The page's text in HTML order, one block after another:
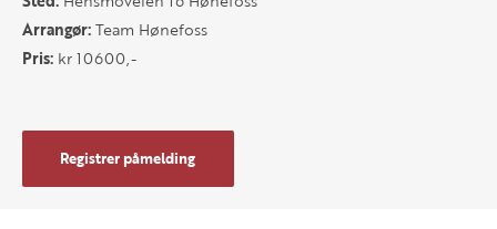
Arrangør:Team Hønefoss
Pris: kr 10600,-
Registrer påmelding